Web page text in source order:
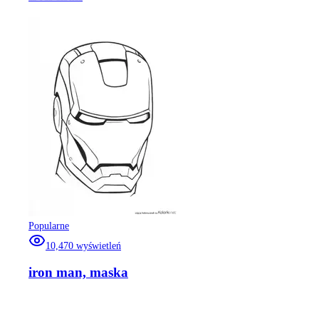
Popularne
10,470 wyświetleń
iron man, maska